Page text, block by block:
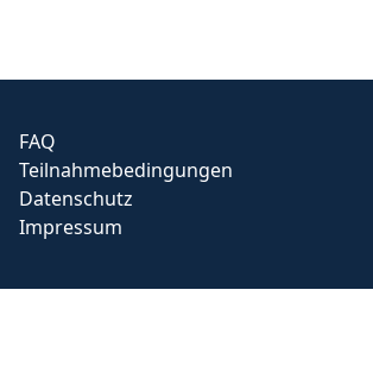
FAQ
Teilnahmebedingungen
Datenschutz
Impressum